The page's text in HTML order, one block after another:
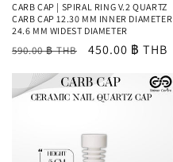
CARB CAP | SPIRAL RING V.2 QUARTZ
CARB CAP 12.30 MM INNER DIAMETER
24.6 MM WIDEST DIAMETER
ราคา
590.00 ฿ THB
ราคา
450.00 ฿ THB